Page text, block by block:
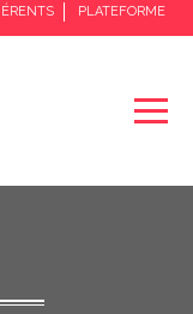
PLATEFORME